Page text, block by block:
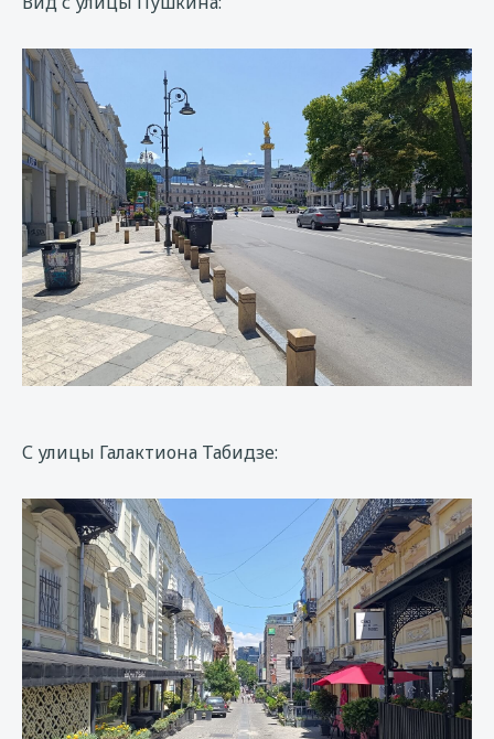
С улицы Галактиона Табидзе: